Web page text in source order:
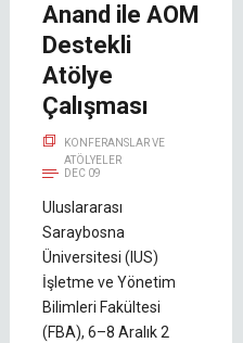
Anand ile AOM
Destekli
Atölye
Çalışması
KONFERANSLAR VE
ATÖLYELER
DEC 09
Uluslararası
Saraybosna
Üniversitesi (IUS)
İşletme ve Yönetim
Bilimleri Fakültesi
(FBA), 6–8 Aralık 2